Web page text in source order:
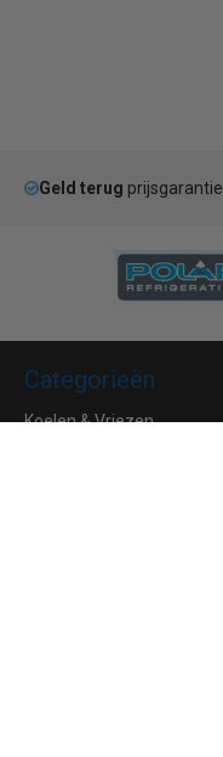
Geld terug prijsgarantie
Categorieën
Koelen & Vriezen